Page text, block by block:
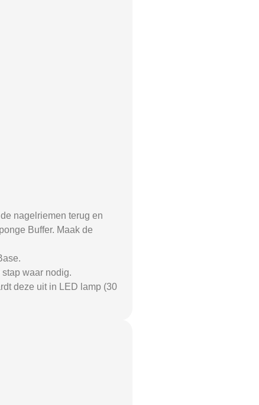
nagelriemen terug en
Buffer. Maak de
waar nodig.
deze uit in LED lamp (30